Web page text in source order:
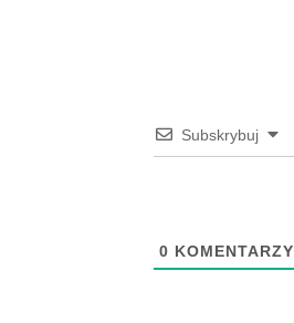
Subskrybuj
0 KOMENTARZY